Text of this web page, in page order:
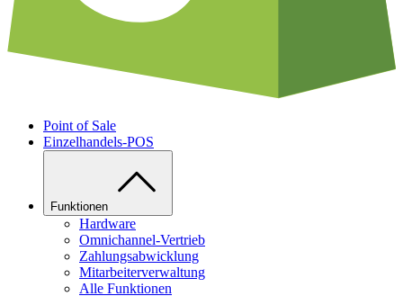
Point of Sale
Einzelhandels-POS
Funktionen
Hardware
Omnichannel-Vertrieb
Zahlungsabwicklung
Mitarbeiterverwaltung
Alle Funktionen